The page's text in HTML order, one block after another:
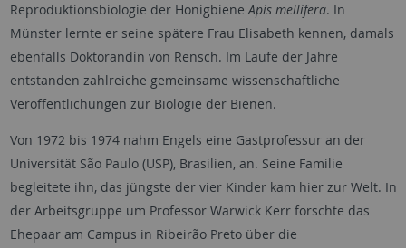
Reproduktionsbiologie der HonigbieneApis mellifera. In
Münster lernte er seine spätere Frau Elisabeth kennen, damals
ebenfalls Doktorandin von Rensch. Im Laufe der Jahre
entstanden zahlreiche gemeinsame wissenschaftliche
Veröffentlichungen zur Biologie der Bienen.
Von 1972 bis 1974 nahm Engels eine Gastprofessur an der
Universität São Paulo (USP), Brasilien, an. Seine Familie
begleitete ihn, das jüngste der vier Kinder kam hier zur Welt. In
der Arbeitsgruppe um Professor Warwick Kerr forschte das
Ehepaar am Campus in Ribeirão Preto über die